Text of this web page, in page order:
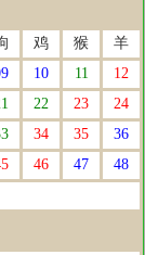
鸡 猴
羊
10 11
12
22 23
24
34 35
36
46 47
48